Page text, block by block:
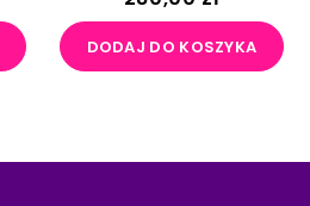
DODAJ DO KOSZYKA